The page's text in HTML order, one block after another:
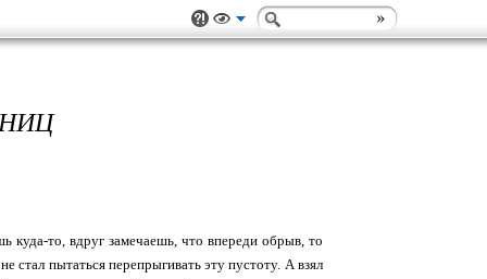
куда-то, вдруг замечаешь, что впереди обрыв, то
стал пытаться перепрыгивать эту пустоту. А взял